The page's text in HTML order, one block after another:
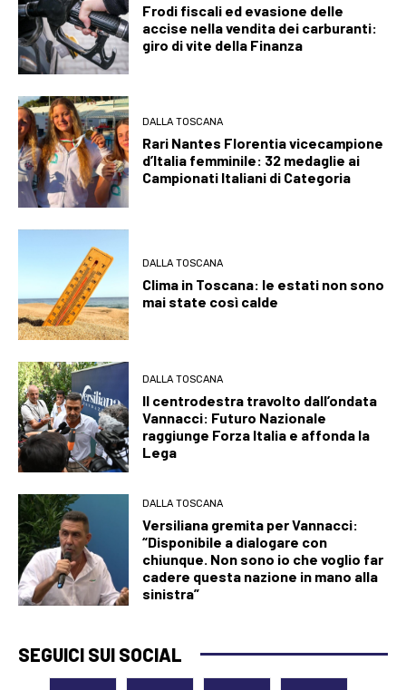
Frodi fiscali ed evasione delle
accise nella vendita dei carburanti:
giro di vite della Finanza
DALLA TOSCANA
Rari Nantes Florentia vicecampione
d’Italia femminile: 32 medaglie ai
Campionati Italiani di Categoria
DALLA TOSCANA
Clima in Toscana: le estati non sono
mai state così calde
DALLA TOSCANA
Il centrodestra travolto dall’ondata
Vannacci: Futuro Nazionale
raggiunge Forza Italia e affonda la
Lega
DALLA TOSCANA
Versiliana gremita per Vannacci:
“Disponibile a dialogare con
chiunque. Non sono io che voglio far
cadere questa nazione in mano alla
sinistra”
SEGUICI SUI SOCIAL